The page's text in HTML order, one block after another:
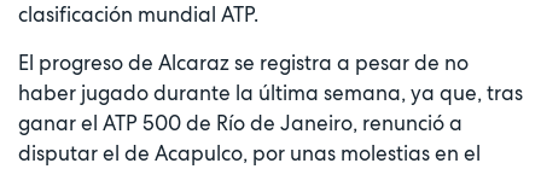
clasificación mundial ATP.
El progreso de Alcaraz se registra a pesar de no
haber jugado durante la última semana, ya que, tras
ganar el ATP 500 de Río de Janeiro, renunció a
disputar el de Acapulco, por unas molestias en el